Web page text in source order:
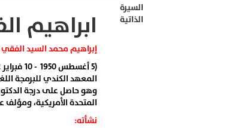
السيرة
الذاتية
ابراهيم
إبراهيم محمد السيد الفقي
المعهد الكندي للبرمجة
وهو حاصل على درجة
المتحدة الأمريكية،
نشأته: